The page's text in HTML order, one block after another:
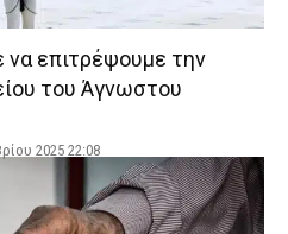
επιτρέψουμε την
του Άγνωστου
2025 22:08